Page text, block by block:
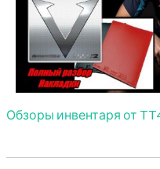
Обзоры инвентаря от